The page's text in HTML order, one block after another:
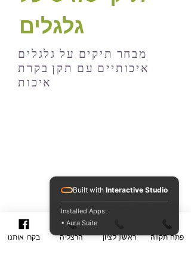
גלגלים
מבחר תיקים על גלגלים
איכותיים עם תקן בקרת
איכות
בקרו אותנו הרצליה ראשון לציון פתח תקווה
Built with Interactive Studio
Installed Apps:
• Aura Suite